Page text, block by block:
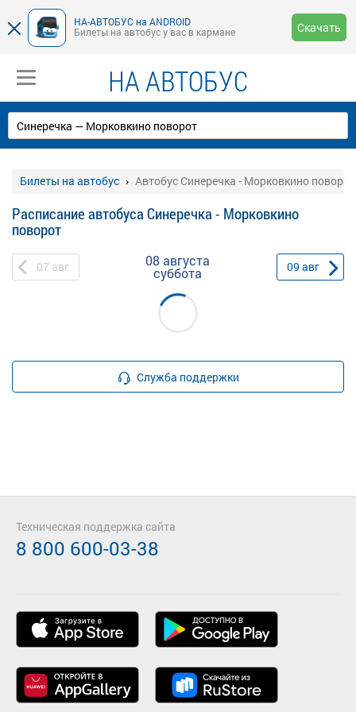
НА-АВТОБУС на ANDROID
Билеты на автобус у вас в кармане
Скачать
НА АВТОБУС
Билеты на автобус Автобус Синеречка - Морковкино поворот
Расписание автобуса Синеречка - Морковкино
поворот
07 авг 08 августа
суббота 09 авг
Служба поддержки
Техническая поддержка сайта
8 800 600-03-38